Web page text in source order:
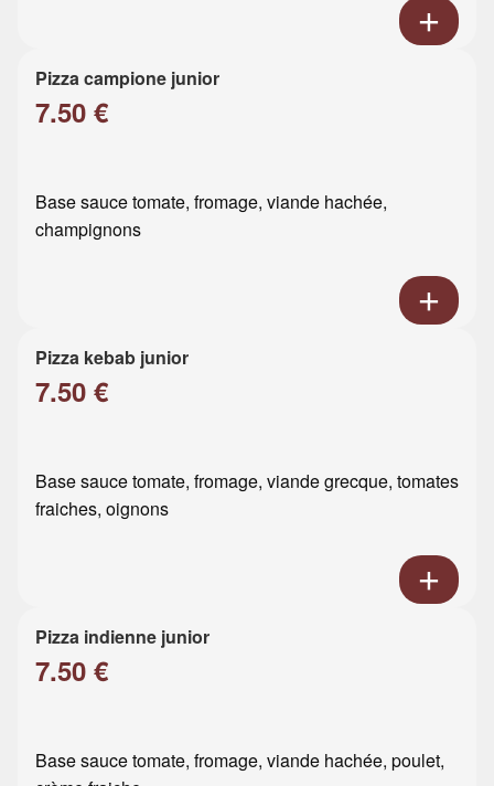
Pizza campione junior
7.50 €
Base sauce tomate, fromage, viande hachée,
champignons
Pizza kebab junior
7.50 €
Base sauce tomate, fromage, viande grecque, tomates
fraiches, oignons
Pizza indienne junior
7.50 €
Base sauce tomate, fromage, viande hachée, poulet,